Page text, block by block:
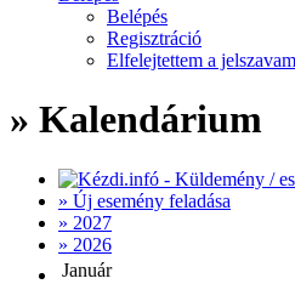
Belépés
Regisztráció
Elfelejtettem a jelszavam
» Kalendárium
» Új esemény feladása
» 2027
» 2026
Január